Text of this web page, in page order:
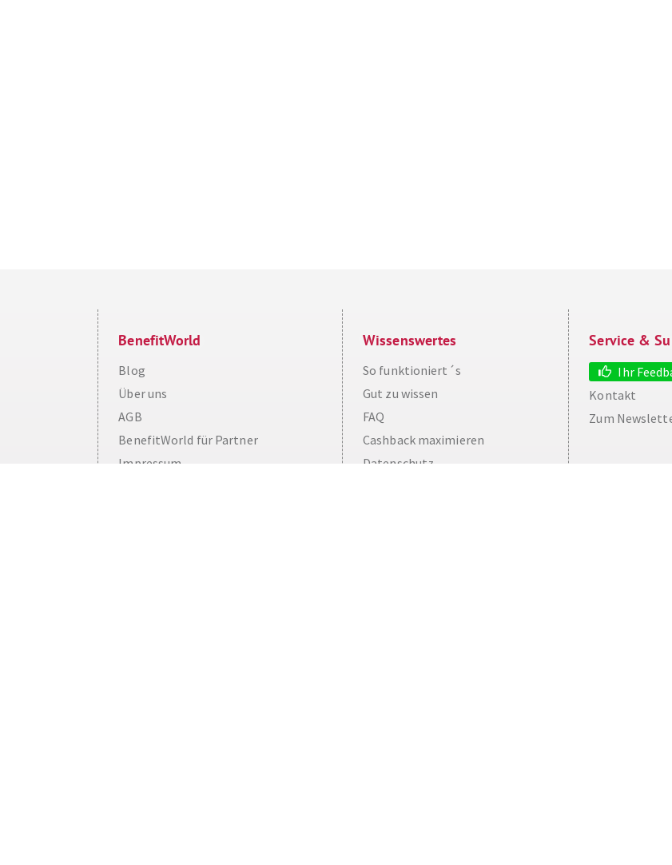
Cookie Consent plugin for the EU cookie law
BenefitWorld
Blog
Über uns
AGB
BenefitWorld für Partner
Impressum
Wissenswertes
So funktioniert´s
Gut zu wissen
FAQ
Cashback maximieren
Datenschutz
Service &
Ihr
Kontakt
Zum